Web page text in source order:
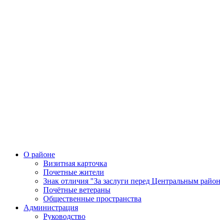
О районе
Визитная карточка
Почетные жители
Знак отличия "За заслуги перед Центральным
Почётные ветераны
Общественные пространства
Администрация
Руководство